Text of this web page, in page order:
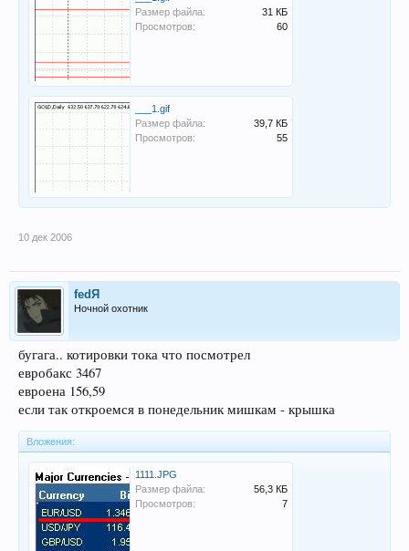
Размер файла:
31 КБ
Просмотров:
60
___1.gif
Размер файла:
39,7 КБ
Просмотров:
55
10 дек 2006
fedЯ
Ночной охотник
бугага.. котировки тока что посмотрел
евробакс 3467
евроена 156,59
если так откроемся в понедельник мишкам - крышка
Вложения:
1111.JPG
Размер файла:
56,3 КБ
Просмотров:
7